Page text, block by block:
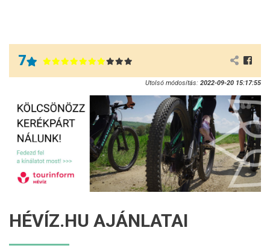
7
Utolsó módosítás: 2022-09-20 15:17:55
HÉVÍZ.HU AJÁNLATAI